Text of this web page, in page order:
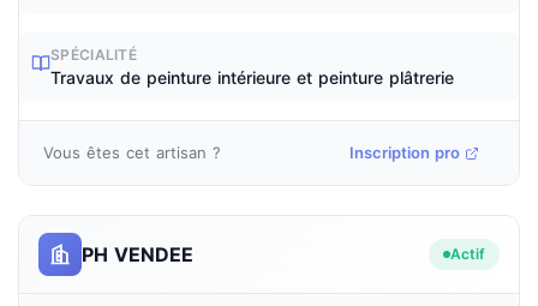
SPÉCIALITÉ
Travaux de peinture intérieure et peinture plâtrerie
Vous êtes cet artisan ? Inscription pro
PH VENDEE Actif